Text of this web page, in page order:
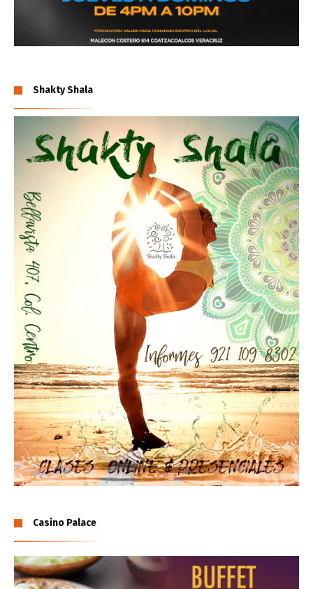
Shakty Shala
Casino Palace